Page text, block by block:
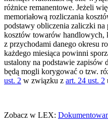
różnice remanentowe. Jeżeli
memoriałową rozliczania
podstawy obliczenia zaliczki
kosztów towarów handlowych,
z przychodami danego okresu
każdego miesiąca powinni
ustalony na podstawie zapisów
będą mogli korygować o tzw.
ust. 2 w związku z art. 24 ust. 2
Zobacz w LEX: